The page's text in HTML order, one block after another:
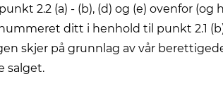
2.2 (a) - (b), (d) og (e) ovenfor (og
ditt i henhold til punkt 2.1
skjer på grunnlag av vår
salget.